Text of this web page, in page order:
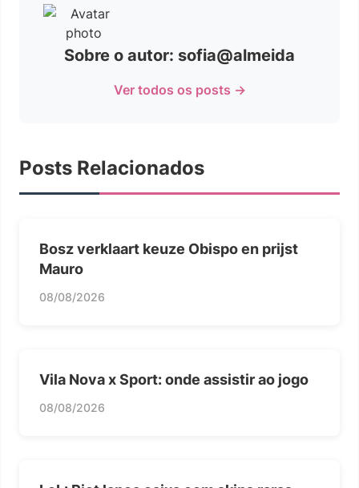
Sobre o autor: sofia@almeida
Ver todos os posts →
Posts Relacionados
Bosz verklaart keuze Obispo en prijst
Mauro
08/08/2026
Vila Nova x Sport: onde assistir ao jogo
08/08/2026